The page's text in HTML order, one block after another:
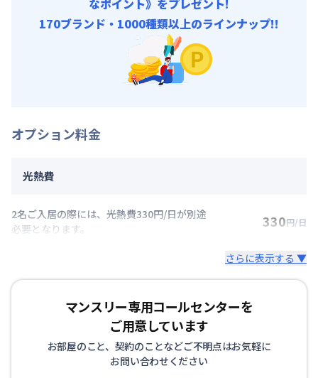
170ブランド・1000種類以上のラインナップ!!
オプション料金
光熱費
2名ご入居の際には、光熱費330円/日が別途
必要となります。
330円/日
さらに表示する ▼
マンスリー専用コールセンターを
ご用意しています
お部屋のこと、契約のことなどご不明点はお気軽に
お問い合わせください